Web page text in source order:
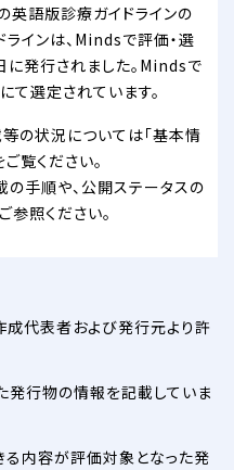
英語版診療ガイドラインの
インは、Mindsで評価・選
発行されました。Mindsで
選定されています。
の状況については「基本情
覧ください。
の手順や、公開ステータスの
参照ください。
成代表者および発行元より許
発行物の情報を記載していま
る内容が評価対象となった発